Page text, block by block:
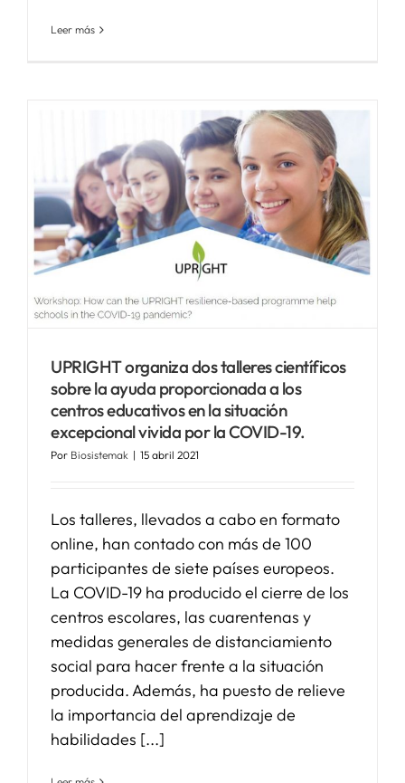
Leer más
UPRIGHT organiza dos talleres científicos
sobre la ayuda proporcionada a los
centros educativos en la situación
excepcional vivida por la COVID-19.
Por Biosistemak | 15 abril 2021
Los talleres, llevados a cabo en formato
online, han contado con más de 100
participantes de siete países europeos.
La COVID-19 ha producido el cierre de los
centros escolares, las cuarentenas y
medidas generales de distanciamiento
social para hacer frente a la situación
producida. Además, ha puesto de relieve
la importancia del aprendizaje de
habilidades [...]